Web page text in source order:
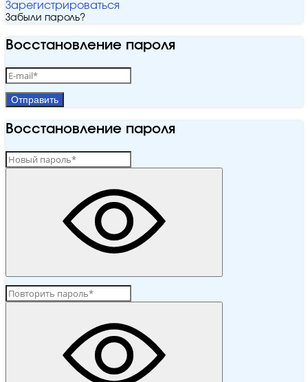
Зарегистрироваться
Забыли пароль?
Восстановление пароля
Отправить
Восстановление пароля